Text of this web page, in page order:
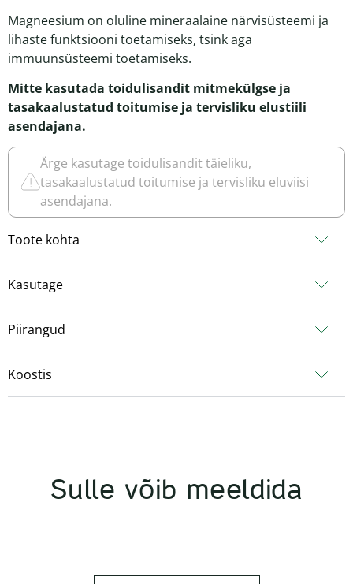
Magneesium on oluline mineraalaine närvisüsteemi ja
lihaste funktsiooni toetamiseks, tsink aga
immuunsüsteemi toetamiseks.
Mitte kasutada toidulisandit mitmekülgse ja
tasakaalustatud toitumise ja tervisliku elustiili
asendajana.
Ärge kasutage toidulisandit täieliku,
tasakaalustatud toitumise ja tervisliku eluviisi
asendajana.
Toote kohta
Kasutage
Piirangud
Koostis
Sulle võib meeldida